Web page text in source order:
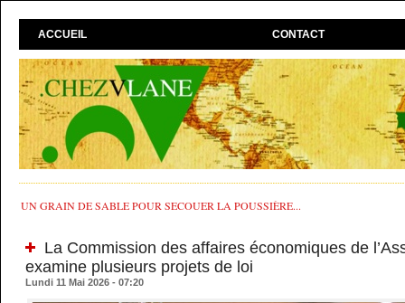
ACCUEIL CONTACT
UN GRAIN DE SABLE POUR SECOUER LA POUSSIÈRE...
La Commission des affaires économiques de
examine plusieurs projets de loi
Lundi 11 Mai 2026 - 07:20